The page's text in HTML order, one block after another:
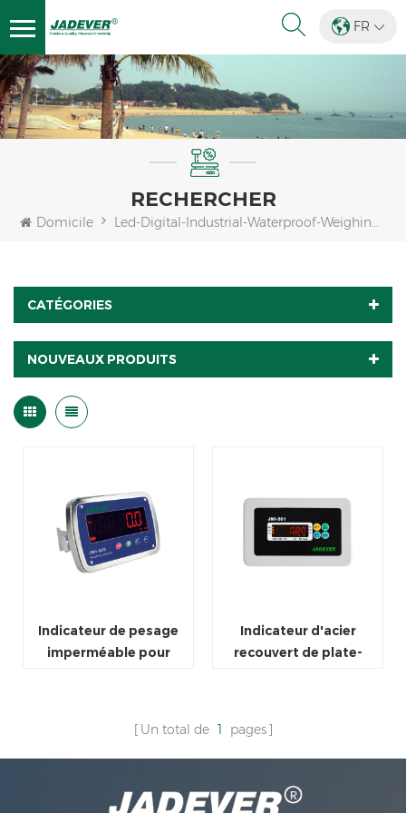
FR
RECHERCHER
Domicile Led-Digital-Industrial-Waterproof-Weighing-Indicator
CATÉGORIES
NOUVEAUX PRODUITS
Indicateur de pesage
imperméable pour
Indicateur d'acier
recouvert de plate-
Un total de 1 pages